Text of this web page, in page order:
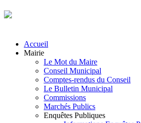
Accueil
Mairie
Le Mot du Maire
Conseil Municipal
Comptes-rendus du Conseil
Le Bulletin Municipal
Commissions
Marchés Publics
Enquêtes Publiques